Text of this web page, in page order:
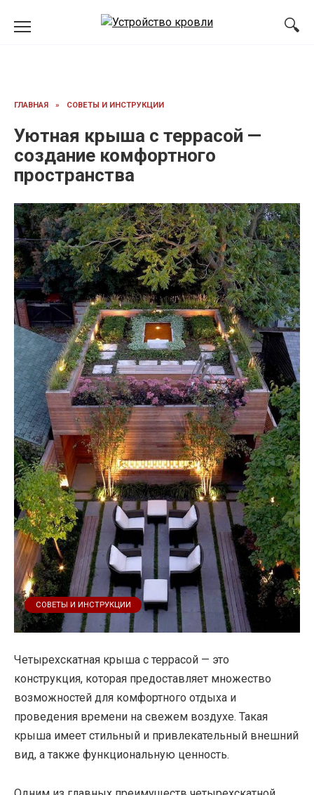
ГЛАВНАЯ » СОВЕТЫ И ИНСТРУКЦИИ
Уютная крыша с террасой —
создание комфортного
пространства
СОВЕТЫ И ИНСТРУКЦИИ
Четырехскатная крыша с террасой — это
конструкция, которая предоставляет множество
возможностей для комфортного отдыха и
проведения времени на свежем воздухе. Такая
крыша имеет стильный и привлекательный внешний
вид, а также функциональную ценность.